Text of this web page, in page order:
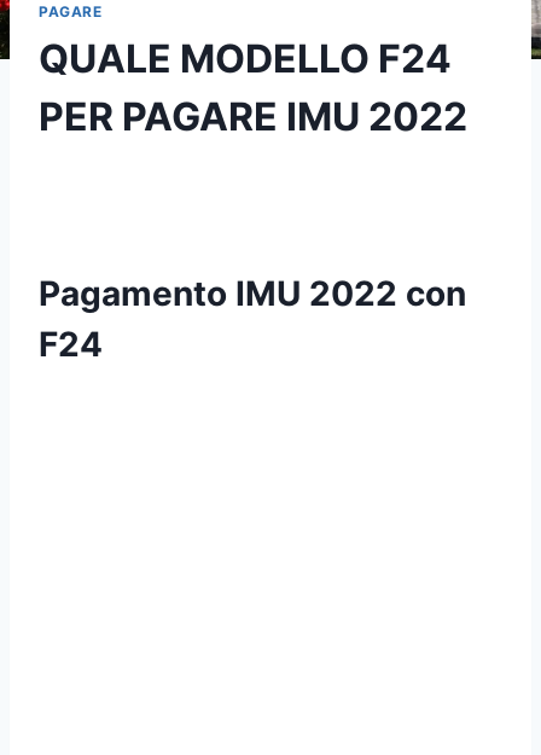
PAGARE
QUALE MODELLO F24
PER PAGARE IMU 2022
Pagamento IMU 2022 con
F24